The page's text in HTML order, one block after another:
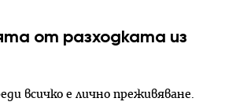
от разходката из
всичко е лично преживяване.